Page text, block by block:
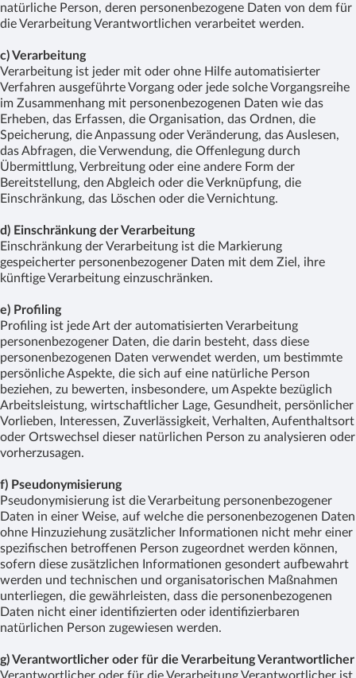
natürliche Person, deren personenbezogene Daten von dem für
die Verarbeitung Verantwortlichen verarbeitet werden.
c) Verarbeitung
Verarbeitung ist jeder mit oder ohne Hilfe automatisierter
Verfahren ausgeführte Vorgang oder jede solche Vorgangsreihe
im Zusammenhang mit personenbezogenen Daten wie das
Erheben, das Erfassen, die Organisation, das Ordnen, die
Speicherung, die Anpassung oder Veränderung, das Auslesen,
das Abfragen, die Verwendung, die Offenlegung durch
Übermittlung, Verbreitung oder eine andere Form der
Bereitstellung, den Abgleich oder die Verknüpfung, die
Einschränkung, das Löschen oder die Vernichtung.
d) Einschränkung der Verarbeitung
Einschränkung der Verarbeitung ist die Markierung
gespeicherter personenbezogener Daten mit dem Ziel, ihre
künftige Verarbeitung einzuschränken.
e) Profiling
Profiling ist jede Art der automatisierten Verarbeitung
personenbezogener Daten, die darin besteht, dass diese
personenbezogenen Daten verwendet werden, um bestimmte
persönliche Aspekte, die sich auf eine natürliche Person
beziehen, zu bewerten, insbesondere, um Aspekte bezüglich
Arbeitsleistung, wirtschaftlicher Lage, Gesundheit, persönlicher
Vorlieben, Interessen, Zuverlässigkeit, Verhalten, Aufenthaltsort
oder Ortswechsel dieser natürlichen Person zu analysieren oder
vorherzusagen.
f) Pseudonymisierung
Pseudonymisierung ist die Verarbeitung personenbezogener
Daten in einer Weise, auf welche die personenbezogenen Daten
ohne Hinzuziehung zusätzlicher Informationen nicht mehr einer
spezifischen betroffenen Person zugeordnet werden können,
sofern diese zusätzlichen Informationen gesondert aufbewahrt
werden und technischen und organisatorischen Maßnahmen
unterliegen, die gewährleisten, dass die personenbezogenen
Daten nicht einer identifizierten oder identifizierbaren
natürlichen Person zugewiesen werden.
g) Verantwortlicher oder für die Verarbeitung Verantwortlicher
Verantwortlicher oder für die Verarbeitung Verantwortlicher ist